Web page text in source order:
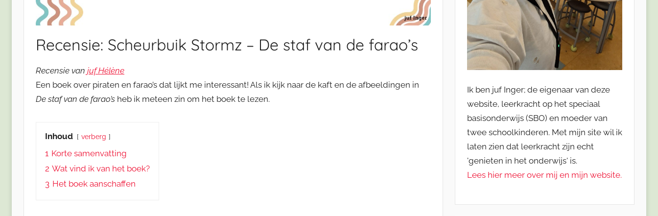
Recensie: Scheurbuik Stormz – De staf van de farao’s
Recensie van juf Hélène
Een boek over piraten en farao’s dat lijkt me interessant! Als ik kijk naar de kaft en de afbeeldingen in
De staf van de farao’s heb ik meteen zin om het boek te lezen.
Inhoud verberg
1 Korte samenvatting
2 Wat vind ik van het boek?
3 Het boek aanschaffen
Ik ben juf Inger; de eigenaar van deze
website, leerkracht op het speciaal
basisonderwijs (SBO) en moeder van
twee schoolkinderen. Met mijn site wil ik
laten zien dat leerkracht zijn echt
'genieten in het onderwijs' is.
Lees hier meer over mij en mijn website.